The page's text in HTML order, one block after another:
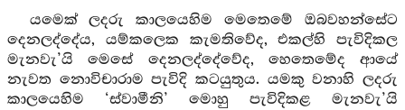
යමෙක් ලදරු කාලයෙහිම මෙතෙමේ ඔබවහන්සේට
දෙනලද්දේය, යම්කලෙක කැමතිවේද, එකල්හි පැවිදිකල
මැනවැ’යි මෙසේ දෙනලද්දේවේද, හෙතෙමේද ආයේ
නැවත නොවිචාරාම පැවිදි කටයුතුය. යමකු වනාහි ලදරු
කාලයෙහිම ‘ස්වාමීනි’ මොහු පැවිදිකළ මැනවැ’යි